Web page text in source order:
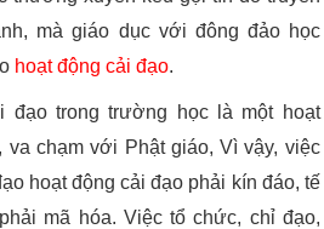
mà giáo dục với đông đảo học
hoạt động cải đạo.
đạo trong trường học là một hoạt
va chạm với Phật giáo, Vì vậy, việc
hoạt động cải đạo phải kín đáo, tế
mã hóa. Việc tổ chức, chỉ đạo,